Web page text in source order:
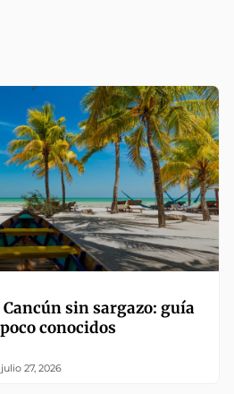
Cancún sin sargazo: guía
conocidos
julio 27, 2026